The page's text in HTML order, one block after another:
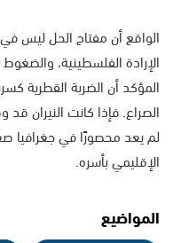
الواقع أن مفتاح الحل ليس
الإرادة الفلسطينية،
المؤكد أن الضربة القطرية
الصراع. فإذا كانت النيران
لم يعد محصورًا في جغرافيا
الإقليمي بأسره.
المواضيع